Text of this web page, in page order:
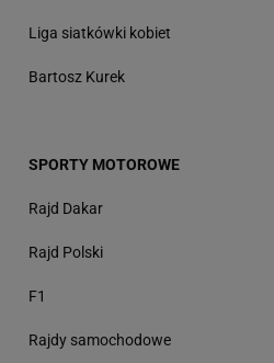
Liga siatkówki kobiet
Bartosz Kurek
SPORTY MOTOROWE
Rajd Dakar
Rajd Polski
F1
Rajdy samochodowe